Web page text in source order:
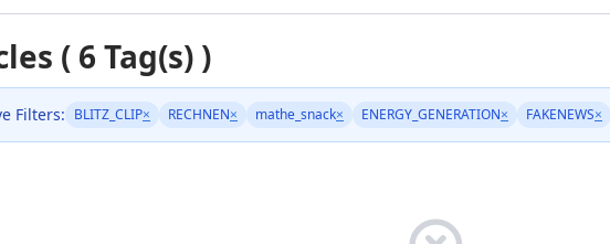
( 6 Tag(s) )
Filters: BLITZ_CLIP× RECHNEN× mathe_snack× ENERGY_GENERATION× FAKENEWS×